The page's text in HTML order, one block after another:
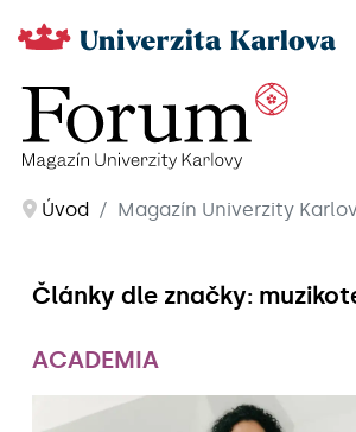
Úvod Magazín Univerzity
Články dle značky:
ACADEMIA